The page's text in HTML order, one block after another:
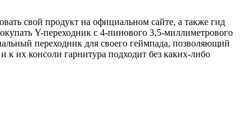
свой продукт на официальном сайте, а также гид
Y-переходник с 4-пинового 3,5-миллиметрового
переходник для своего геймпада, позволяющий
их консоли гарнитура подходит без каких-либо